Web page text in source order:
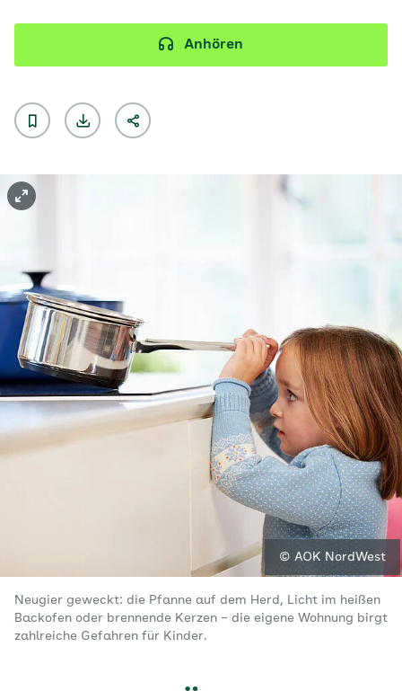
Anhören
© AOK NordWest
Neugier geweckt: die Pfanne auf dem Herd, Licht im heißen
Backofen oder brennende Kerzen – die eigene Wohnung birgt
zahlreiche Gefahren für Kinder.